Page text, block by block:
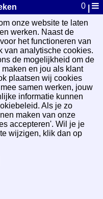
onze website te laten
werken. Naast de
het functioneren van
van analytische cookies.
de mogelijkheid om de
en jou als klant
plaatsen wij cookies
samen werken, jouw
informatie kunnen
Als je zo
maken van onze
accepteren'. Wil je je
wijzigen, klik dan op
0